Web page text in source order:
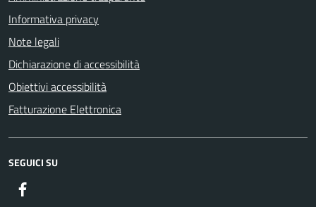
Informativa privacy
Note legali
Dichiarazione di accessibilità
Obiettivi accessibilità
Fatturazione Elettronica
SEGUICI SU